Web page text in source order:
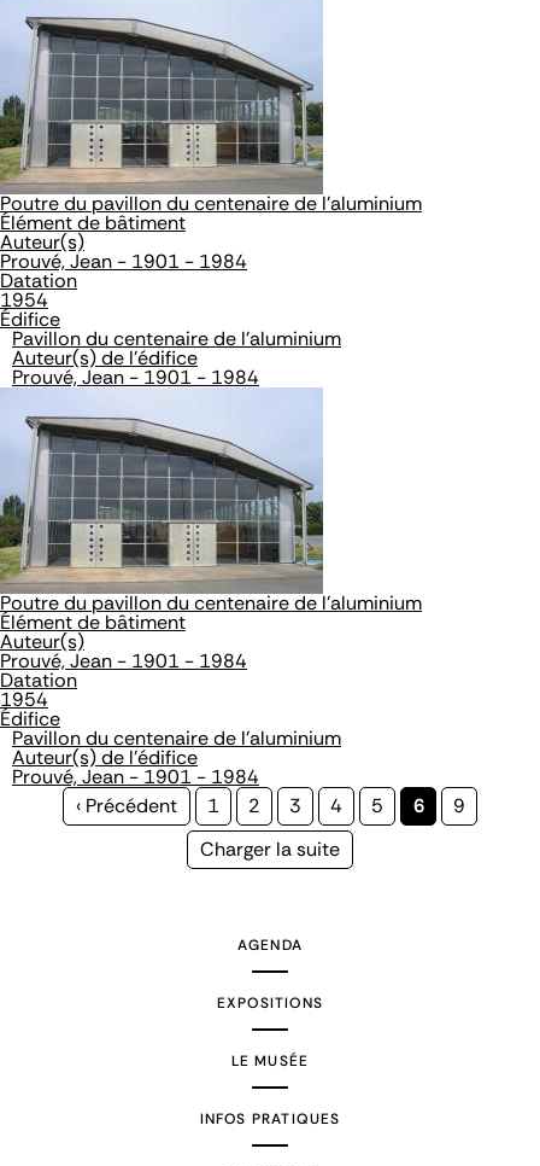
Poutre du pavillon du centenaire de l'aluminium
Élément de bâtiment
Auteur(s)
Prouvé, Jean - 1901 - 1984
Datation
1954
Édifice
Pavillon du centenaire de l'aluminium
Auteur(s) de l'édifice
Prouvé, Jean - 1901 - 1984
Poutre du pavillon du centenaire de l'aluminium
Élément de bâtiment
Auteur(s)
Prouvé, Jean - 1901 - 1984
Datation
1954
Édifice
Pavillon du centenaire de l'aluminium
Auteur(s) de l'édifice
Prouvé, Jean - 1901 - 1984
Page
‹ Précédent Page
1 Page
2 Page
3 Page
4 Page
5
Page
6 Page
9
Page
Charger la suite
AGENDA
EXPOSITIONS
LE MUSÉE
INFOS PRATIQUES